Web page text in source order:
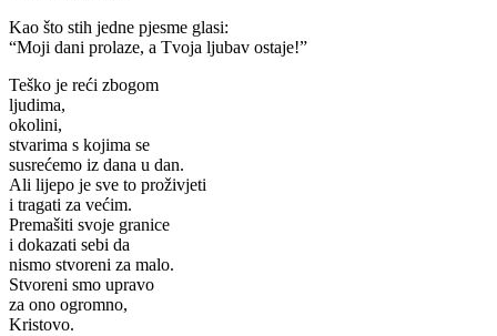
Kao što stih jedne pjesme glasi:
“Moji dani prolaze, a Tvoja ljubav ostaje!”
Teško je reći zbogom
ljudima,
okolini,
stvarima s kojima se
susrećemo iz dana u dan.
Ali lijepo je sve to proživjeti
i tragati za većim.
Premašiti svoje granice
i dokazati sebi da
nismo stvoreni za malo.
Stvoreni smo upravo
za ono ogromno,
Kristovo.